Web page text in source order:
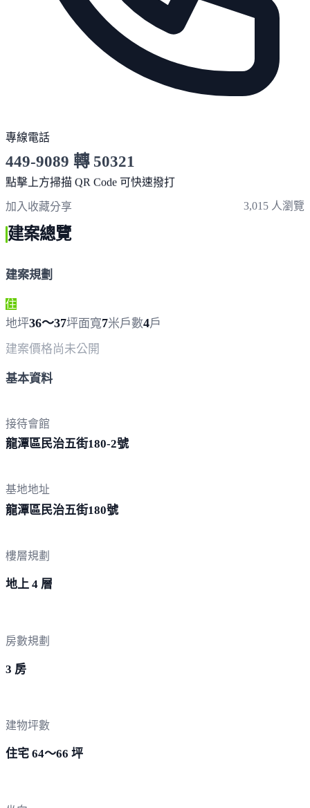
專線電話
449-9089 轉 50321
服務時間 10:00～19:00
點擊上方掃描 QR Code 可快速撥打
加入收藏分享 3,015 人瀏覽
建案總覽
建案規劃
住
地坪36～37坪面寬7米戶數4戶
建案價格尚未公開
基本資料
接待會館
龍潭區民治五街180-2號
基地地址
龍潭區民治五街180號
樓層規劃
地上 4 層
房數規劃
3 房
建物坪數
住宅 64～66 坪